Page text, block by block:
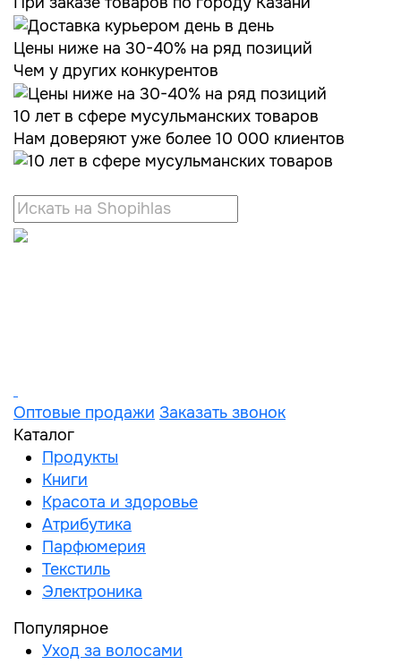
Цены ниже на 30-40% на ряд позиций
Чем у других конкурентов
10 лет в сфере мусульманских товаров
Нам доверяют уже более 10 000 клиентов
Оптовые продажи Заказать звонок
Каталог
Продукты
Книги
Красота и здоровье
Атрибутика
Парфюмерия
Текстиль
Электроника
Популярное
Уход за волосами